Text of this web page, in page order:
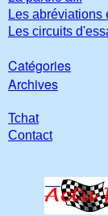
Les abréviations
Les circuits
Catégories
Archives
Tchat
Contact